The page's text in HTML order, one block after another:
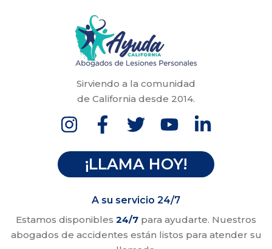
Sirviendo a la comunidad
de California desde 2014.
¡LLAMA HOY!
A su servicio 24/7
Estamos disponibles 24/7 para ayudarte. Nuestros
abogados de accidentes están listos para atender su